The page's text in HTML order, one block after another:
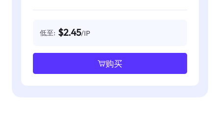
低至: $2.45/IP
购买